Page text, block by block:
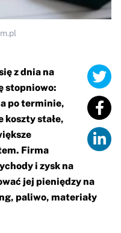
z dnia na
stopniowo:
po terminie,
koszty stałe,
Firma
i zysk na
jej pieniędzy na
paliwo, materiały